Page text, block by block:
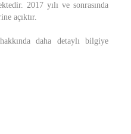
2017 yılı ve sonrasında
açıktır.
daha detaylı bilgiye